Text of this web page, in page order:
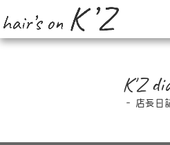
-トップ-
TOP
K'Z
店長日